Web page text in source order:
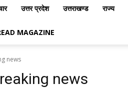
उत्तर प्रदेश उत्तराखण्ड राज्य
MAGAZINE
news
news